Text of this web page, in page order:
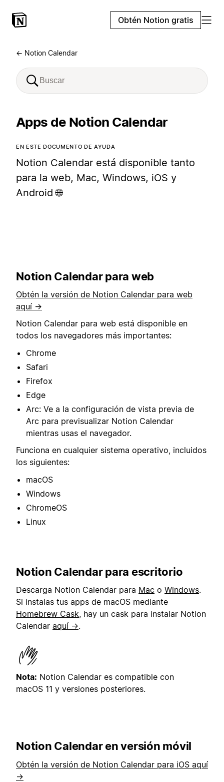
Obtén Notion gratis
← Notion Calendar
Apps de Notion Calendar
EN ESTE DOCUMENTO DE AYUDA
Notion Calendar está disponible tanto
para la web, Mac, Windows, iOS y
Android 🌐
Notion Calendar para web
Obtén la versión de Notion Calendar para web
aquí →
Notion Calendar para web está disponible en
todos los navegadores más importantes:
Chrome
Safari
Firefox
Edge
Arc: Ve a la configuración de vista previa de
Arc para previsualizar Notion Calendar
mientras usas el navegador.
Funciona en cualquier sistema operativo, incluidos
los siguientes:
macOS
Windows
ChromeOS
Linux
Notion Calendar para escritorio
Descarga Notion Calendar para Mac o Windows.
Si instalas tus apps de macOS mediante
Homebrew Cask, hay un cask para instalar Notion
Calendar aquí →.
Nota: Notion Calendar es compatible con
macOS 11 y versiones posteriores.
Notion Calendar en versión móvil
Obtén la versión de Notion Calendar para iOS aquí
→